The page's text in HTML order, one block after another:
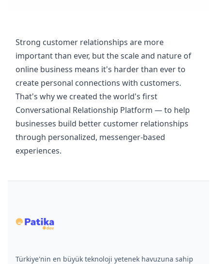
Strong customer relationships are more
important than ever, but the scale and nature of
online business means it's harder than ever to
create personal connections with customers.
That's why we created the world's first
Conversational Relationship Platform — to help
businesses build better customer relationships
through personalized, messenger-based
experiences.
Türkiye'nin en büyük teknoloji yetenek havuzuna sahip